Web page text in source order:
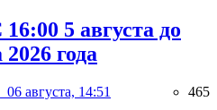
5 августа до
2026 года
06 августа, 14:51 465